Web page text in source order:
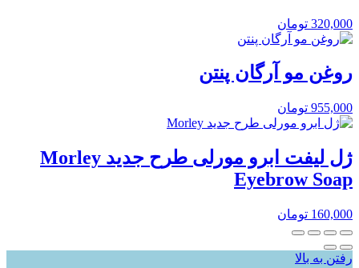
320,000 تومان
روغن مو آرگان پنتن
955,000 تومان
ژل لیفت ابرو مورلی طرح جدید Morley
Eyebrow Soap
160,000 تومان
رفتن به بالا